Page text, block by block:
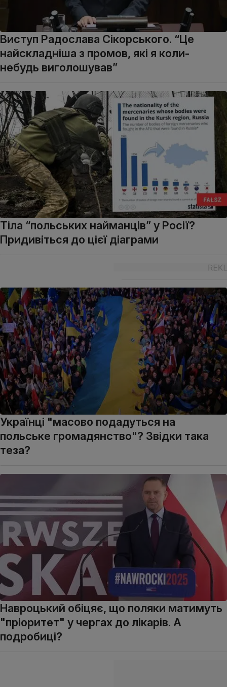
Виступ Радослава Сікорського. “Це
найскладніша з промов, які я коли-
небудь виголошував”
Тіла “польських найманців” у Росії?
Придивіться до цієї діаграми
Українці "масово подадуться на
польське громадянство"? Звідки така
теза?
Навроцький обіцяє, що поляки матимуть
"пріоритет" у чергах до лікарів. А
подробиці?